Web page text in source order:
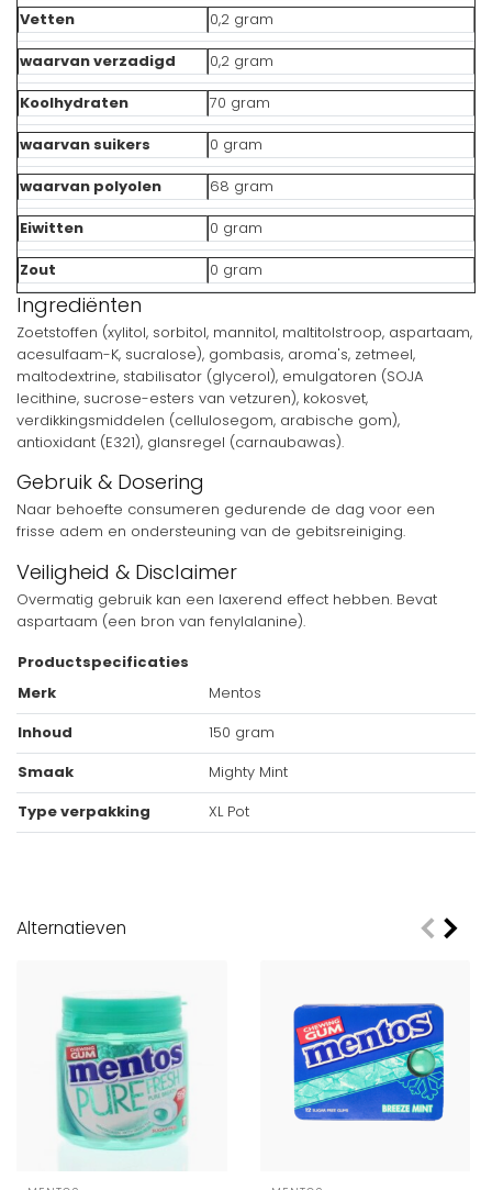
Vetten
0,2 gram
waarvan verzadigd
0,2 gram
Koolhydraten
70 gram
waarvan suikers
0 gram
waarvan polyolen
68 gram
Eiwitten
0 gram
Zout
0 gram
Ingrediënten
Zoetstoffen (xylitol, sorbitol, mannitol, maltitolstroop, aspartaam,
acesulfaam-K, sucralose), gombasis, aroma's, zetmeel,
maltodextrine, stabilisator (glycerol), emulgatoren (SOJA
lecithine, sucrose-esters van vetzuren), kokosvet,
verdikkingsmiddelen (cellulosegom, arabische gom),
antioxidant (E321), glansregel (carnaubawas).
Gebruik & Dosering
Naar behoefte consumeren gedurende de dag voor een
frisse adem en ondersteuning van de gebitsreiniging.
Veiligheid & Disclaimer
Overmatig gebruik kan een laxerend effect hebben. Bevat
aspartaam (een bron van fenylalanine).
Productspecificaties
Merk
Mentos
Inhoud
150 gram
Smaak
Mighty Mint
Type verpakking
XL Pot
Alternatieven